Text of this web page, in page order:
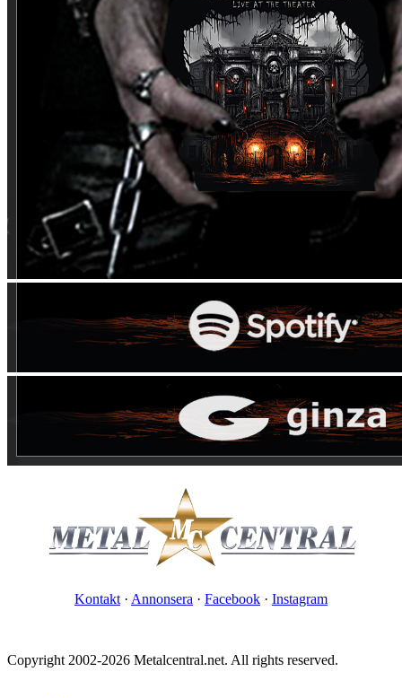
Kontakt · Annonsera · Facebook · Instagram
Copyright 2002-2026 Metalcentral.net. All rights reserved.